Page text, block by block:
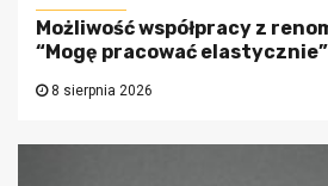
Możliwość współpracy z
“Mogę pracować elastycznie”
8 sierpnia 2026